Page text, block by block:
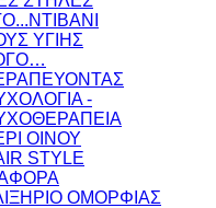
ΥΓΙΗΣ
-
ΟΙΝΟΥ
STYLE
ΟΜΟΡΦΙΑΣ